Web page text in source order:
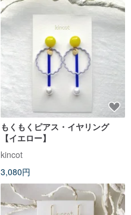
もくもくピアス・イヤリング
【イエロー】
kincot
3,080円